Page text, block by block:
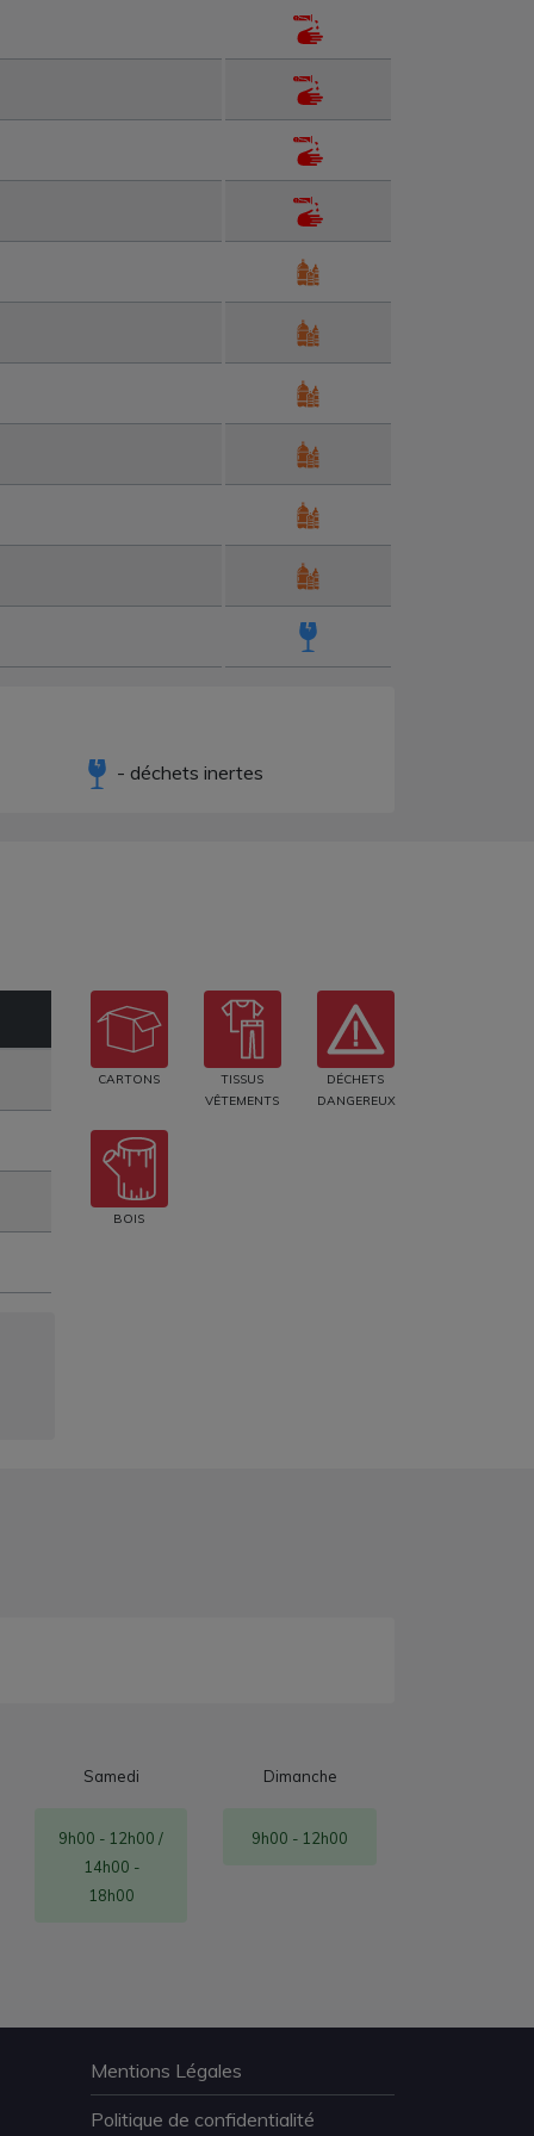
- déchets inertes
CARTONS
TISSUS
VÊTEMENTS
DÉCHETS
DANGEREUX
BOIS
Samedi
9h00 - 12h00 /
14h00 -
18h00
Dimanche
9h00 - 12h00
Mentions Légales
Politique de confidentialité